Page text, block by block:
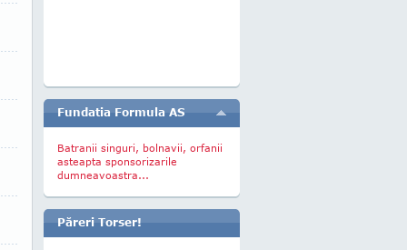
Fundatia Formula AS
Batranii singuri, bolnavii, orfanii
asteapta sponsorizarile
dumneavoastra...
Păreri Torser!